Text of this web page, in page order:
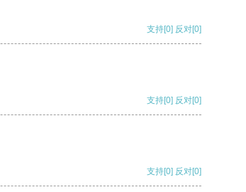
支持[0] 反对[0]
支持[0] 反对[0]
支持[0] 反对[0]